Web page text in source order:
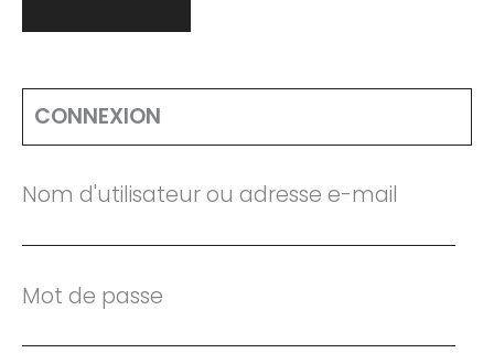
CONNEXION
Nom d'utilisateur ou adresse e-mail
Mot de passe